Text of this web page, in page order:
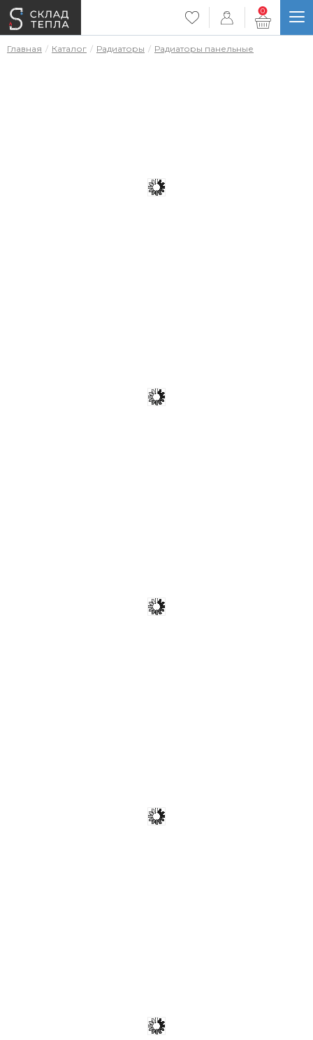
0
Главная Каталог Радиаторы Радиаторы панельные